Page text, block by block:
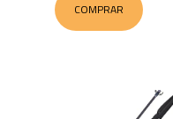
COMPRAR